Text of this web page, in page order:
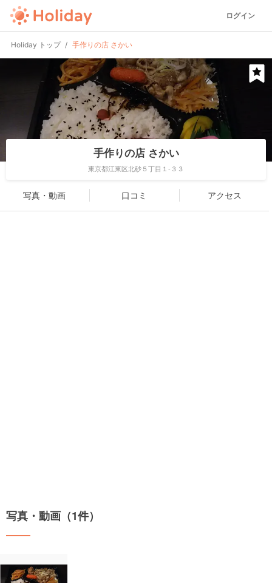
ログイン
Holiday トップ 手作りの店 さかい
手作りの店 さかい
東京都江東区北砂５丁目１-３３
写真・動画 口コミ アクセス
写真・動画（1件）